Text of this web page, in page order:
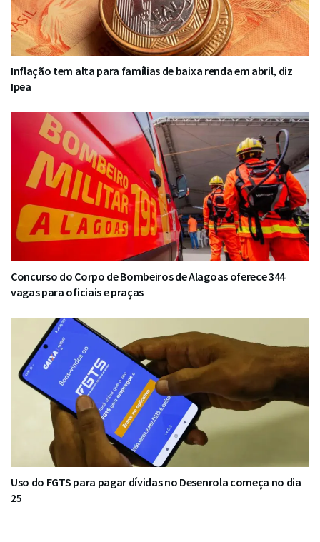
Inflação tem alta para famílias de baixa renda em abril, diz
Ipea
Concurso do Corpo de Bombeiros de Alagoas oferece 344
vagas para oficiais e praças
Uso do FGTS para pagar dívidas no Desenrola começa no dia
25